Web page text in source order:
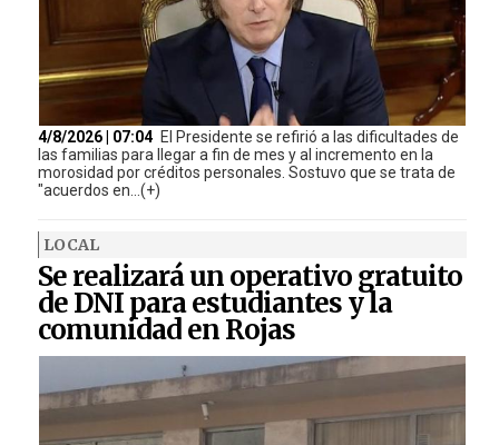
4/8/2026 | 07:04 El Presidente se refirió a las dificultades de
las familias para llegar a fin de mes y al incremento en la
morosidad por créditos personales. Sostuvo que se trata de
"acuerdos en...(+)
LOCAL
Se realizará un operativo gratuito
de DNI para estudiantes y la
comunidad en Rojas